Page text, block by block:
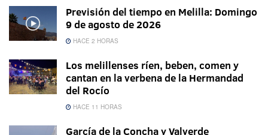
Previsión del tiempo en Melilla: Domingo
9 de agosto de 2026
HACE 2 HORAS
Los melillenses ríen, beben, comen y
cantan en la verbena de la Hermandad
del Rocío
HACE 11 HORAS
García de la Concha y Valverde